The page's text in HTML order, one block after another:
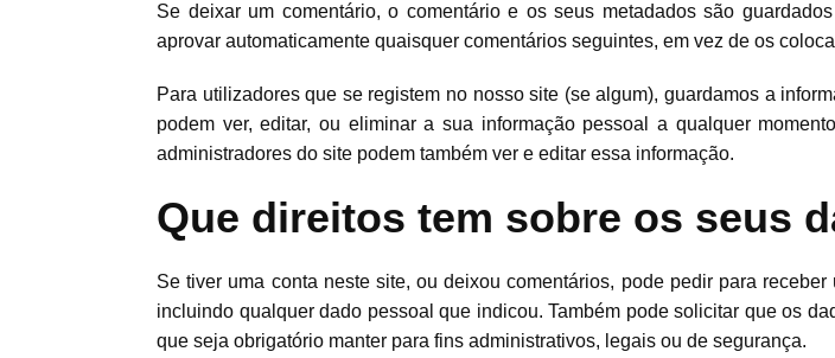
Se deixar um comentário, o comentário e os seus metadados são
aprovar automaticamente quaisquer comentários seguintes, em vez de os
Para utilizadores que se registem no nosso site (se algum), guardamos a
podem ver, editar, ou eliminar a sua informação pessoal a qualquer
administradores do site podem também ver e editar essa informação.
Que direitos tem sobre os seus
Se tiver uma conta neste site, ou deixou comentários, pode pedir para
incluindo qualquer dado pessoal que indicou. Também pode solicitar que os
que seja obrigatório manter para fins administrativos, legais ou de segurança.